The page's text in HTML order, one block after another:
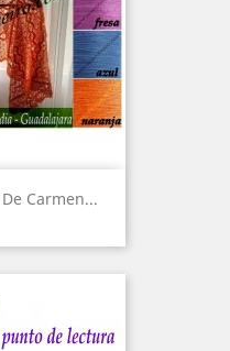
Carmen...